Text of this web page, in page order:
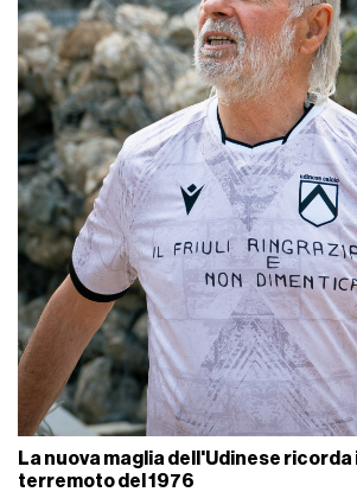
La nuova maglia dell'Udinese ricorda
terremoto del 1976